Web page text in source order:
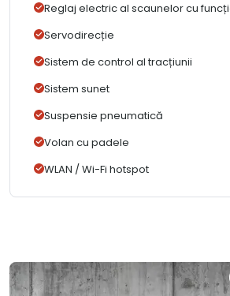
Reglaj electric al scaunelor cu
Servodirecție
Sistem de control al tracțiunii
Sistem sunet
Suspensie pneumatică
Volan cu padele
WLAN / Wi-Fi hotspot